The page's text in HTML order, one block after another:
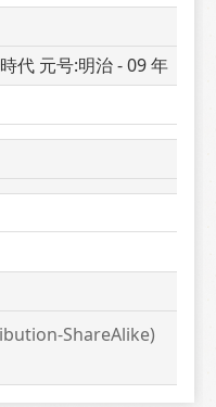
代 元号:明治 - 09 年
ShareAlike)